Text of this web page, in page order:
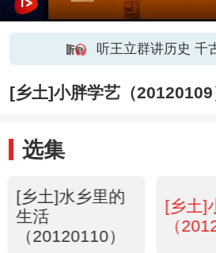
听王立群讲历史 千
[乡土]小胖学艺（20120109
选集
[乡土]水乡里的
生活
（20120110）
[乡土]
（